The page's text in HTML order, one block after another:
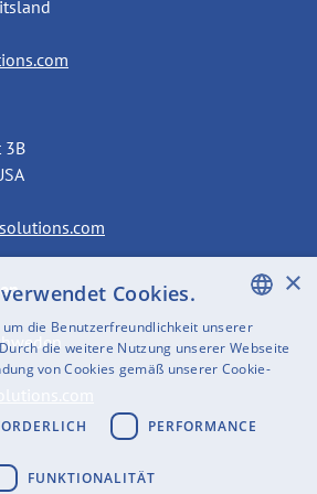
3B
ENGLISH
SWEDISH
×
Cookies.
um die Benutzerfreundlichkeit unserer
die weitere Nutzung unserer Webseite
von Cookies gemäß unserer Cookie-
PERFORMANCE
FUNKTIONALITÄT